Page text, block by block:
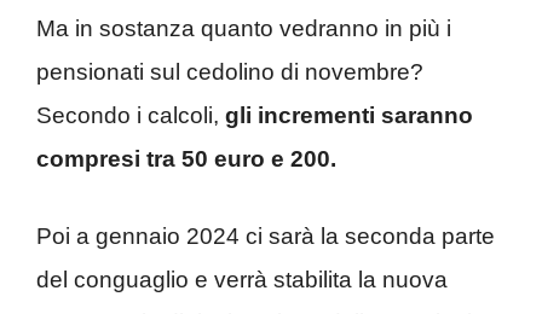
Ma in sostanza quanto vedranno in più i
pensionati sul cedolino di novembre?
Secondo i calcoli, gli incrementi saranno
compresi tra 50 euro e 200.
Poi a gennaio 2024 ci sarà la seconda parte
del conguaglio e verrà stabilita la nuova